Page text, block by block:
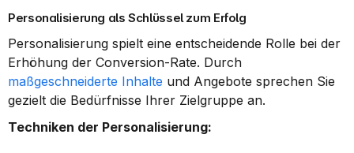
Personalisierung als Schlüssel zum Erfolg
Personalisierung spielt eine entscheidende Rolle bei der
maßgeschneiderte Inhalte und Angebote sprechen Sie
gezielt die Bedürfnisse Ihrer Zielgruppe an.
Techniken der Personalisierung: